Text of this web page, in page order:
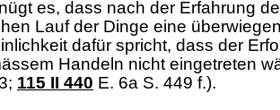
es, dass nach der Erfahrung
Lauf der Dinge eine
dafür spricht, dass der
Handeln nicht eingetreten
115 II 440 E. 6a S. 449 f.).